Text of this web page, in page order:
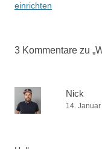
einrichten
3 Kommentare zu „
Nick
14.